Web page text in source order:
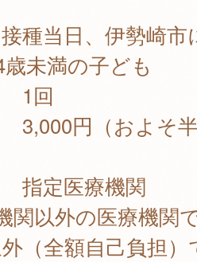
種当日、伊勢崎市
未満の子ども
1回
円（およそ
指定医療機関
関以外の医療機関
（全額自己負担）